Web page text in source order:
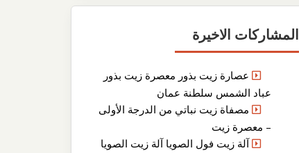
المشاركات الاخيرة
عصارة زيت بذور معصرة زيت بذور
عباد الشمس سلطنة عمان
مصفاة زيت نباتي من الدرجة الأولى
– معصرة زيت
آلة زيت فول الصويا آلة زيت الصويا